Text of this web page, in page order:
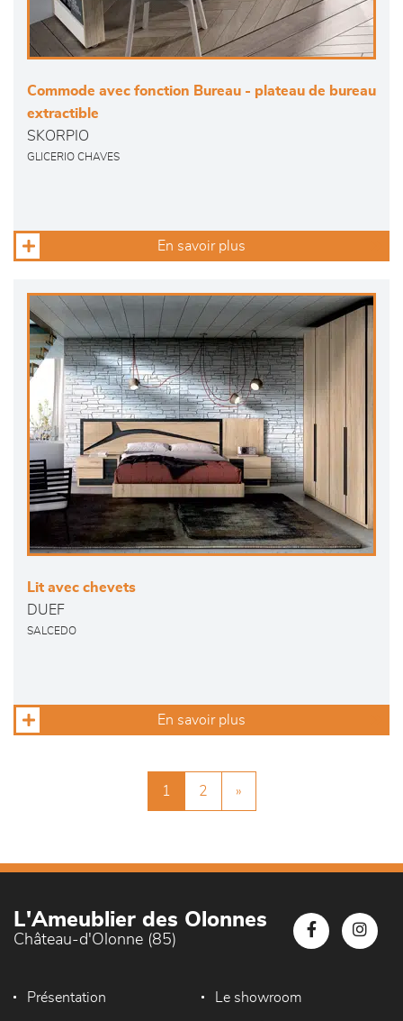
Commode avec fonction Bureau - plateau de bureau
extractible
SKORPIO
GLICERIO CHAVES
En savoir plus
Lit avec chevets
DUEF
SALCEDO
En savoir plus
1 2 »
L'Ameublier des Olonnes
Château-d'Olonne (85)
Présentation Le showroom